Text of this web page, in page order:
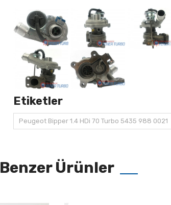
Etiketler
Peugeot Bipper 1.4 HDi 70 Turbo 5435 988 0021
Benzer Ürünler